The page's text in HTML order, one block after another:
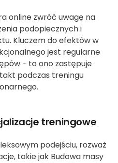
online zwróć uwagę na
podopiecznych i
Kluczem do efektów w
jest regularne
- to ono zastępuje
podczas treningu
treningowe
podejściu, rozważ
takie jak Budowa masy